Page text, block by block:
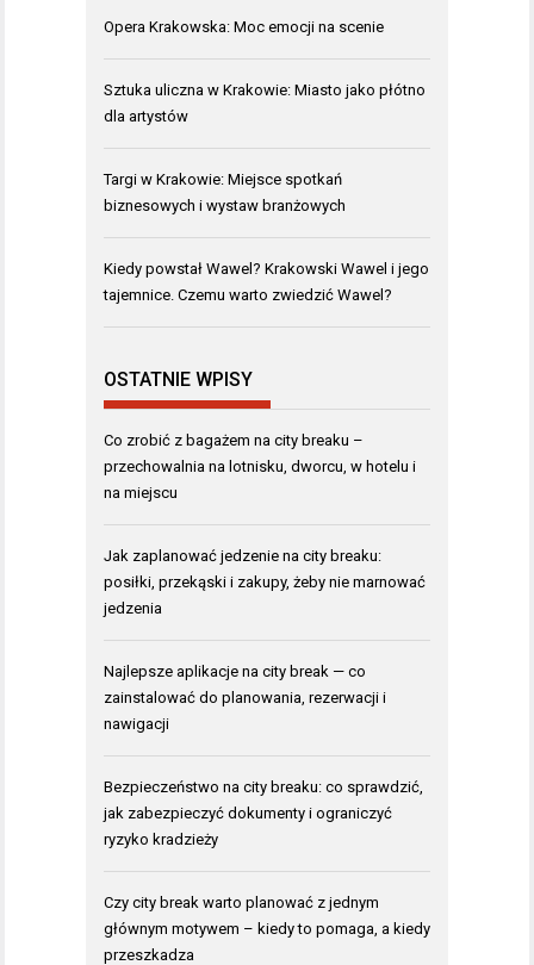
Opera Krakowska: Moc emocji na scenie
Sztuka uliczna w Krakowie: Miasto jako płótno
dla artystów
Targi w Krakowie: Miejsce spotkań
biznesowych i wystaw branżowych
Kiedy powstał Wawel? Krakowski Wawel i jego
tajemnice. Czemu warto zwiedzić Wawel?
OSTATNIE WPISY
Co zrobić z bagażem na city breaku –
przechowalnia na lotnisku, dworcu, w hotelu i
na miejscu
Jak zaplanować jedzenie na city breaku:
posiłki, przekąski i zakupy, żeby nie marnować
jedzenia
Najlepsze aplikacje na city break — co
zainstalować do planowania, rezerwacji i
nawigacji
Bezpieczeństwo na city breaku: co sprawdzić,
jak zabezpieczyć dokumenty i ograniczyć
ryzyko kradzieży
Czy city break warto planować z jednym
głównym motywem – kiedy to pomaga, a kiedy
przeszkadza